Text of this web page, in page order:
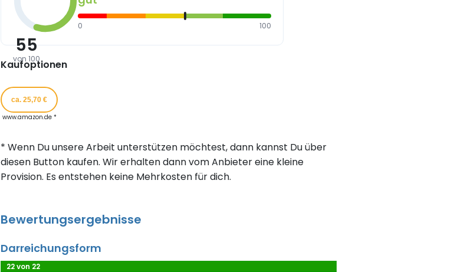
55
von 100
0 100
Kaufoptionen
ca. 25,70 €
www.amazon.de *
* Wenn Du unsere Arbeit unterstützen möchtest, dann kannst Du über
diesen Button kaufen. Wir erhalten dann vom Anbieter eine kleine
Provision. Es entstehen keine Mehrkosten für dich.
Bewertungsergebnisse
Darreichungsform
22 von 22